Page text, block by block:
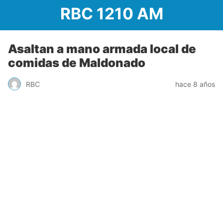
RBC 1210 AM
Asaltan a mano armada local de
comidas de Maldonado
RBC hace 8 años